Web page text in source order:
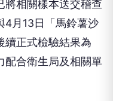
將相關樣本送交稽查
4月13日「馬鈴薯沙
續正式檢驗結果為
配合衛生局及相關單